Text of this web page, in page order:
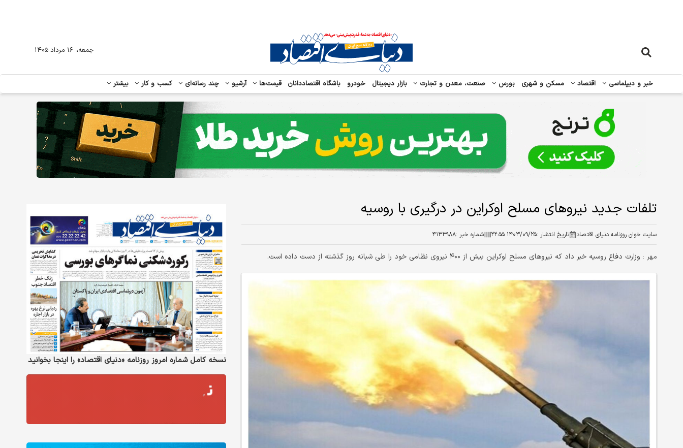
خبر و دیپلماسی اقتصاد مسکن و شهری بورس صنعت، معدن و تجارت بازار دیجیتال خودرو باشگاه اقتصاددانان قیمت‌ها آرشیو چند رسانه‌ای کسب و کار بیشتر
جمعه، ۱۶ مرداد ۱۴۰۵
تلفات جدید نیروهای مسلح اوکراین در درگیری با روسیه
سایت خوان روزنامه دنیای اقتصاد تاریخ انتشار :۱۴۰۳/۰۹/۲۵ ۲۲:۵۵ شماره خبر :۴۱۳۳۹۸۸
مهر : وزارت دفاع روسیه خبر داد که نیروهای مسلح اوکراین بیش از ۴۰۰ نیروی نظامی خود را طی شبانه روز گذشته از دست داده است.
نسخه کامل شماره امروز روزنامه «دنیای‌ اقتصاد» را اینجا بخوانید